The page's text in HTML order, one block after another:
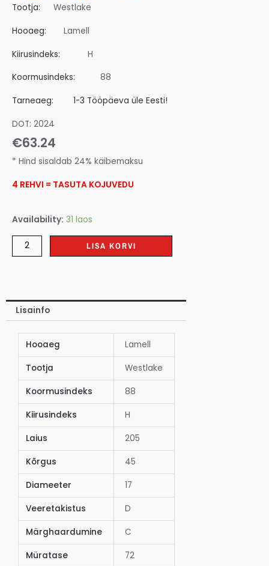
Tootja: Westlake
Hooaeg: Lamell
Kiirusindeks: H
Koormusindeks: 88
Tarneaeg: 1-3 Tööpäeva üle Eesti!
DOT: 2024
€63.24
* Hind sisaldab 24% käibemaksu
4 REHVI = TASUTA KOJUVEDU
Availability: 31 laos
LISA KORVI
Lisainfo
Hooaeg Lamell
Tootja Westlake
Koormusindeks 88
Kiirusindeks H
Laius 205
Kõrgus 45
Diameeter 17
Veeretakistus D
Märghaardumine C
Müratase 72